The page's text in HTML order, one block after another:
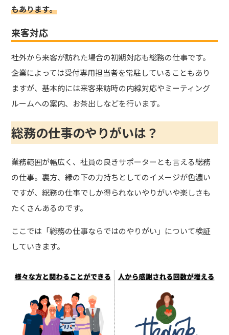
もあります。
来客対応
社外から来客が訪れた場合の初期対応も総務の仕事です。
企業によっては受付専用担当者を常駐していることもあり
ますが、基本的には来客来訪時の内線対応やミーティング
ルームへの案内、お茶出しなどを行います。
総務の仕事のやりがいは？
業務範囲が幅広く、社員の良きサポーターとも言える総務
の仕事。裏方、縁の下の力持ちとしてのイメージが色濃い
ですが、総務の仕事でしか得られないやりがいや楽しさも
たくさんあるのです。
ここでは「総務の仕事ならではのやりがい」について検証
していきます。